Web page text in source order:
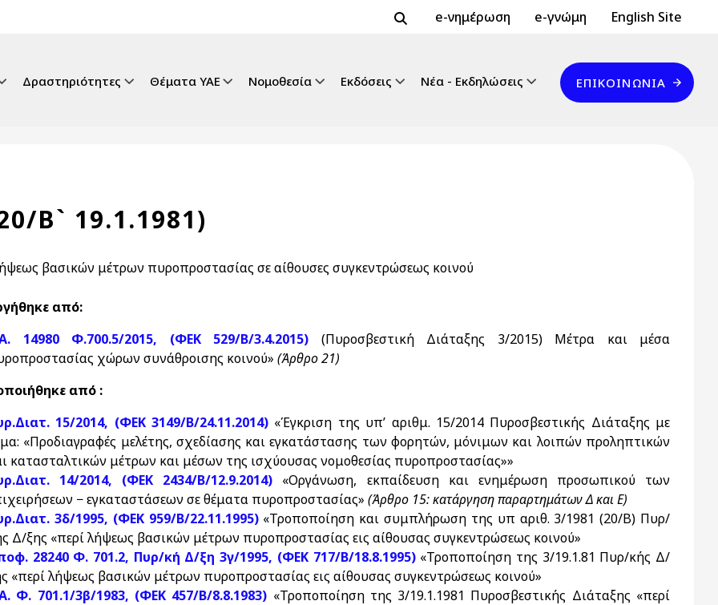
Header Top 2
e-νημέρωση e-γνώμη Header Top
English Site
Δραστηριότητες Θέματα ΥΑΕ Νομοθεσία Εκδόσεις Νέα - Εκδηλώσεις
Επικοινωνία
ΕΠΙΚΟΙΝΩΝΊΑ
Β` 19.1.1981)
βασικών μέτρων πυροπροστασίας σε αίθουσες συγκεντρώσεως κοινού
από:
14980 Φ.700.5/2015, (ΦΕΚ 529/Β/3.4.2015)
(Πυροσβεστική Διάταξης 3/2015) Μέτρα και μέσα
χώρων συνάθροισης κοινού» (Άρθρο 21)
από :
15/2014, (ΦΕΚ 3149/Β/24.11.2014) «Έγκριση της υπ’ αριθμ. 15/2014 Πυροσβεστικής Διάταξης με
«Προδιαγραφές μελέτης, σχεδίασης και εγκατάστασης των φορητών, μόνιμων και λοιπών προληπτικών
κατασταλτικών μέτρων και μέσων της ισχύουσας νομοθεσίας πυροπροστασίας»»
14/2014, (ΦΕΚ 2434/Β/12.9.2014) «Οργάνωση, εκπαίδευση και ενημέρωση προσωπικού των
− εγκαταστάσεων σε θέματα πυροπροστασίας» (Άρθρο 15: κατάργηση παραρτημάτων Δ και Ε)
3δ/1995, (ΦΕΚ 959/Β/22.11.1995)«Τροποποίηση και συμπλήρωση της υπ αριθ. 3/1981 (20/Β) Πυρ/
Δ/ξης «περί λήψεως βασικών μέτρων πυροπροστασίας εις αίθουσας συγκεντρώσεως κοινού»
28240 Φ. 701.2, Πυρ/κή Δ/ξη 3γ/1995, (ΦΕΚ 717/Β/18.8.1995)«Τροποποίηση της 3/19.1.81 Πυρ/κής Δ/
«περί λήψεως βασικών μέτρων πυροπροστασίας εις αίθουσας συγκεντρώσεως κοινού»
Φ. 701.1/3β/1983, (ΦΕΚ 457/Β/8.8.1983) «Τροποποίηση της 3/19.1.1981 Πυροσβεστικής Διάταξης «περί